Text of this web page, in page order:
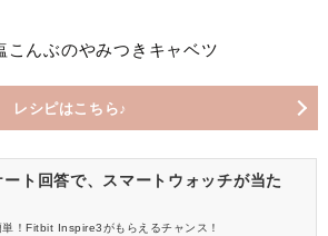
んぶのやみつきキャベツ
レシピはこちら♪
ート回答で、スマートウォッチが当た
単！Fitbit Inspire3がもらえるチャンス！